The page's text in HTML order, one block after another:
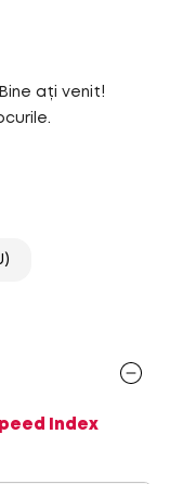
ați venit!
Index